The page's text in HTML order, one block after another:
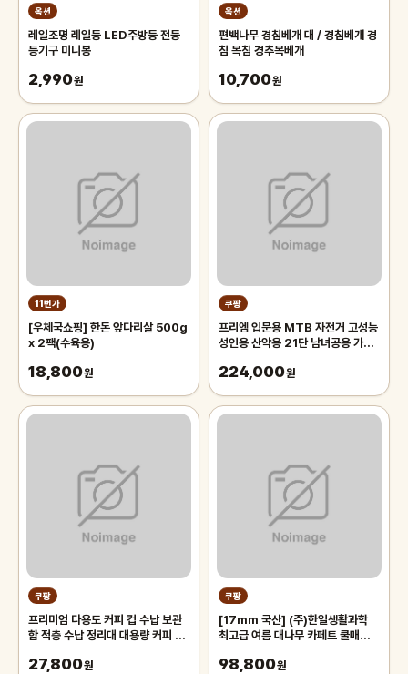
옥션
레일조명 레일등 LED주방등 전등
등기구 미니봉
2,990원
옥션
편백나무 경침베개 대 / 경침베개 경
침 목침 경추목베개
10,700원
11번가
[우체국쇼핑] 한돈 앞다리살 500g
x 2팩(수육용)
18,800원
쿠팡
프리엠 입문용 MTB 자전거 고성능
성인용 산악용 21단 남녀공용 가성
175cm, 그레이 오렌지/21단/26
224,000원
쿠팡
프리미엄 다용도 커피 컵 수납 보관
함 적층 수납 정리대 대용량 커피 트
27,800원
쿠팡
[17mm 국산] (주)한일생활과학
최고급 여름 대나무 카페트 쿨매트
침대 장판 자리_두꺼운 폭신한 튼튼
98,800원